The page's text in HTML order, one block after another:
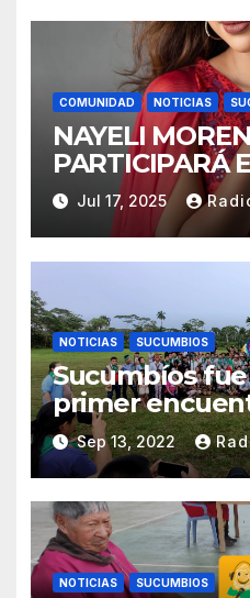
COMUNIDAD NOTICIAS
NAYELI
PARTICIPARÁ
NACIONAL DEL
TOQUILLA
Jul 17, 2025
NOTICIAS SUCUMBIOS
Sucumbíos
primer
guardias
Sep 13, 2022
NOTICIAS SUCUMBIOS